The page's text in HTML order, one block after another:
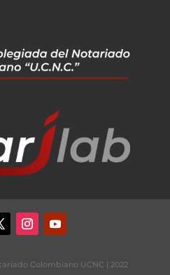
Colombiano UCNC | 2022